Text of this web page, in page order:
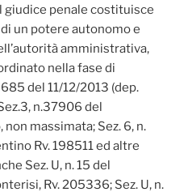
giudice penale costituisce
un potere autonomo e
amministrativa,
nella fase di
del 11/12/2013 (dep.
n.37906 del
massimata; Sez. 6, n.
Rv. 198511 ed altre
Sez. U, n. 15 del
Rv. 205336; Sez. U, n.